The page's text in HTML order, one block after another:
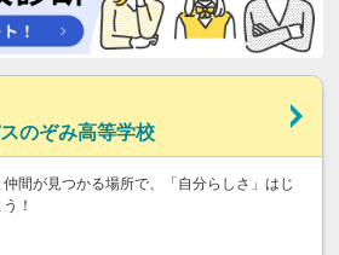
のぞみ高等学校
仲間が見つかる場所で、「自分らしさ」はじ
！